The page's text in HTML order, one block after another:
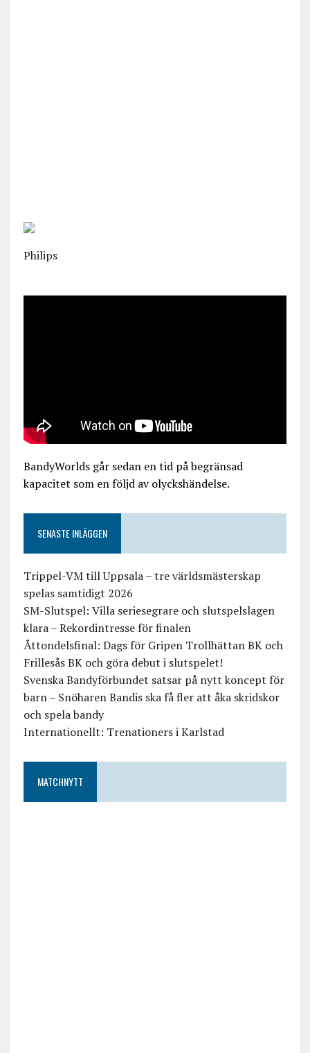
Philips
BandyWorlds går sedan en tid på begränsad
kapacitet som en följd av olyckshändelse.
SENASTE INLÄGGEN
Trippel-VM till Uppsala – tre världsmästerskap
spelas samtidigt 2026
SM-Slutspel: Villa seriesegrare och slutspelslagen
klara – Rekordintresse för finalen
Åttondelsfinal: Dags för Gripen Trollhättan BK och
Frillesås BK och göra debut i slutspelet!
Svenska Bandyförbundet satsar på nytt koncept för
barn – Snöharen Bandis ska få fler att åka skridskor
och spela bandy
Internationellt: Trenationers i Karlstad
MATCHNYTT